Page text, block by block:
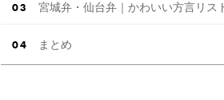
宮城弁・仙台弁｜かわいい方言リス
まとめ